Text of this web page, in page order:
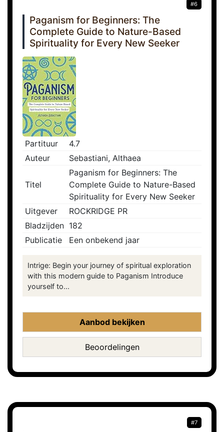
#6
Paganism for Beginners: The
Complete Guide to Nature-Based
Spirituality for Every New Seeker
Partituur
4.7
Auteur
Sebastiani, Althaea
Titel
Paganism for Beginners: The
Complete Guide to Nature-Based
Spirituality for Every New Seeker
Uitgever
ROCKRIDGE PR
Bladzijden 182
Publicatie
Een onbekend jaar
Intrige: Begin your journey of spiritual exploration
with this modern guide to Paganism Introduce
yourself to...
Aanbod bekijken
Beoordelingen
#7